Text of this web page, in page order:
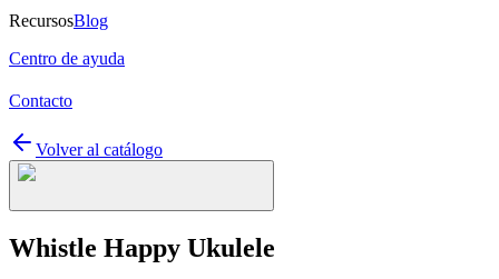
RecursosBlog
Centro de ayuda
Contacto
Volver al catálogo
Whistle Happy Ukulele